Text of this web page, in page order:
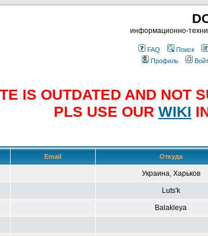
информационно-
FAQ Поиск
Профиль
IS OUTDATED AND NOT
PLS USE OUR WIKI
Email Откуда
Украина, Харьков
Luts'k
Balakleya